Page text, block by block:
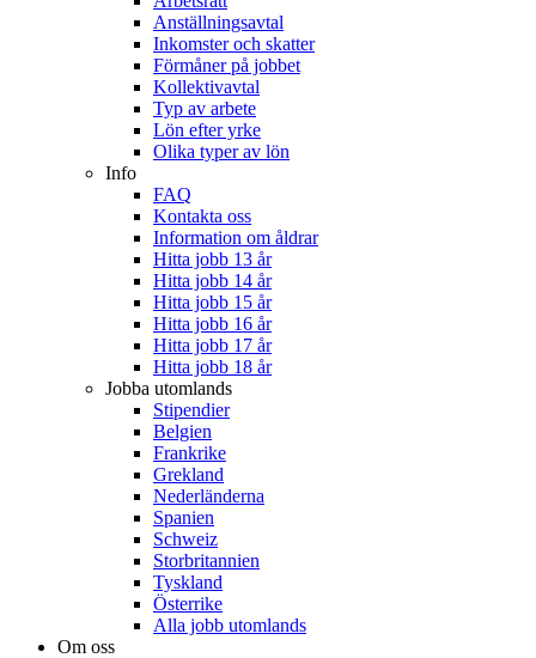
Anställningsavtal
Inkomster och skatter
Förmåner på jobbet
Kollektivavtal
Typ av arbete
Lön efter yrke
Olika typer av lön
Info
FAQ
Kontakta oss
Information om åldrar
Hitta jobb 13 år
Hitta jobb 14 år
Hitta jobb 15 år
Hitta jobb 16 år
Hitta jobb 17 år
Hitta jobb 18 år
Jobba utomlands
Stipendier
Belgien
Frankrike
Grekland
Nederländerna
Spanien
Schweiz
Storbritannien
Tyskland
Österrike
Alla jobb utomlands
Om oss